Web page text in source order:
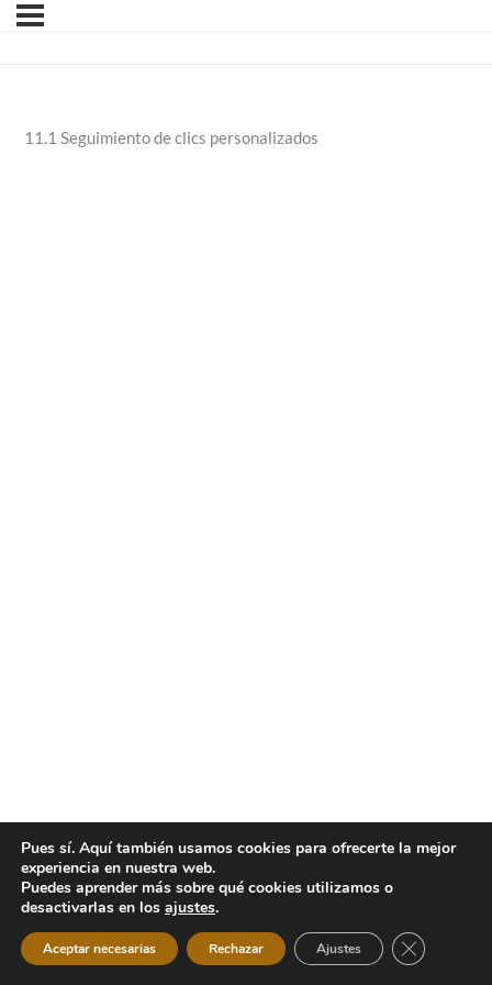
11.1 Seguimiento de clics personalizados
Pues sí. Aquí también usamos cookies para ofrecerte la mejor
experiencia en nuestra web.
Puedes aprender más sobre qué cookies utilizamos o
desactivarlas en los ajustes.
Aceptar necesarias Rechazar Ajustes Cerrar el